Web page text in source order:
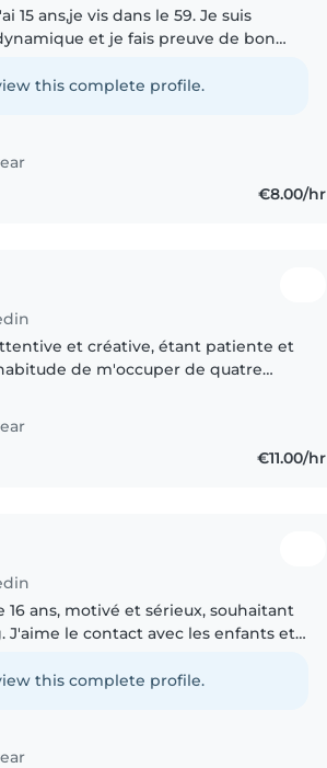
15 ans,je vis dans le 59. Je suis
et je fais preuve de bon
this complete profile.
€8.00/hr
et créative, étant patiente et
de m'occuper de quatre
€11.00/hr
16 ans, motivé et sérieux, souhaitant
J'aime le contact avec les enfants et
this complete profile.